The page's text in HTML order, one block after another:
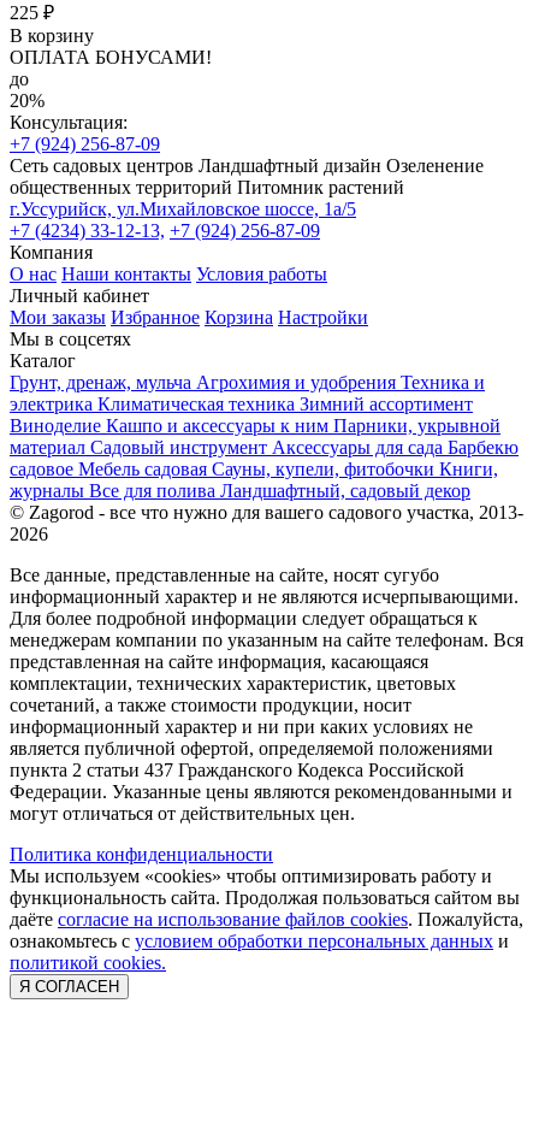
225 ₽
В корзину
ОПЛАТА БОНУСАМИ!
до
20%
Консультация:
+7 (924) 256-87-09
Сеть садовых центров Ландшафтный дизайн Озеленение
общественных территорий Питомник растений
г.Уссурийск, ул.Михайловское шоссе, 1а/5
+7 (4234) 33-12-13, +7 (924) 256-87-09
Компания
О нас Наши контакты Условия работы
Личный кабинет
Мои заказы Избранное Корзина Настройки
Мы в соцсетях
Каталог
Грунт, дренаж, мульча Агрохимия и удобрения Техника и
электрика Климатическая техника Зимний ассортимент
Виноделие Кашпо и аксессуары к ним Парники, укрывной
материал Садовый инструмент Аксессуары для сада Барбекю
садовое Мебель садовая Сауны, купели, фитобочки Книги,
журналы Все для полива Ландшафтный, садовый декор
© Zagorod - все что нужно для вашего садового участка, 2013-
2026
Все данные, представленные на сайте, носят сугубо
информационный характер и не являются исчерпывающими.
Для более подробной информации следует обращаться к
менеджерам компании по указанным на сайте телефонам. Вся
представленная на сайте информация, касающаяся
комплектации, технических характеристик, цветовых
сочетаний, а также стоимости продукции, носит
информационный характер и ни при каких условиях не
является публичной офертой, определяемой положениями
пункта 2 статьи 437 Гражданского Кодекса Российской
Федерации. Указанные цены являются рекомендованными и
могут отличаться от действительных цен.
Политика конфиденциальности
Мы используем «cookies» чтобы оптимизировать работу и
функциональность сайта. Продолжая пользоваться сайтом вы
даёте согласие на использование файлов cookies. Пожалуйста,
ознакомьтесь с условием обработки персональных данных и
политикой cookies.
Я СОГЛАСЕН